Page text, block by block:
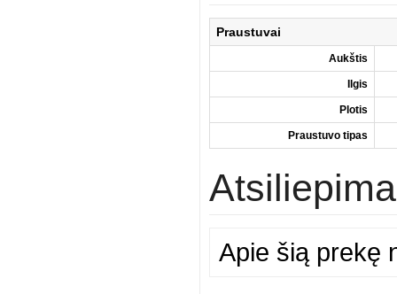
Praustuvai
Aukštis
Ilgis
Plotis
Praustuvo tipas
Apie šią prekę